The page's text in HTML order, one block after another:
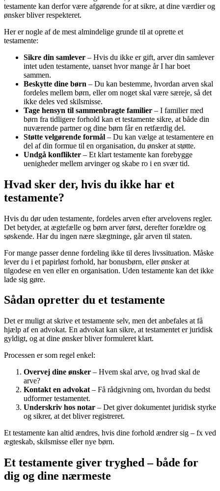
testamente kan derfor være afgørende for at sikre, at dine værdier og
ønsker bliver respekteret.
Her er nogle af de mest almindelige grunde til at oprette et
testamente:
Sikre din samlever – Hvis du ikke er gift, arver din samlever
intet uden testamente, uanset hvor mange år I har boet
sammen.
Beskytte dine børn – Du kan bestemme, hvordan arven skal
fordeles mellem børn, eller om noget skal være særeje, så det
ikke deles ved skilsmisse.
Tage hensyn til sammenbragte familier – I familier med
børn fra tidligere forhold kan et testamente sikre, at både din
nuværende partner og dine børn får en retfærdig del.
Støtte velgørende formål – Du kan vælge at testamentere en
del af din formue til en organisation, du ønsker at støtte.
Undgå konflikter – Et klart testamente kan forebygge
uenigheder mellem arvinger og skabe ro i en svær tid.
Hvad sker der, hvis du ikke har et
testamente?
Hvis du dør uden testamente, fordeles arven efter arvelovens regler.
Det betyder, at ægtefælle og børn arver først, derefter forældre og
søskende. Har du ingen nære slægtninge, går arven til staten.
For mange passer denne fordeling ikke til deres livssituation. Måske
lever du i et papirløst forhold, har bonusbørn, eller ønsker at
tilgodese en ven eller en organisation. Uden testamente kan det ikke
lade sig gøre.
Sådan opretter du et testamente
Det er muligt at skrive et testamente selv, men det anbefales at få
hjælp af en advokat. En advokat kan sikre, at testamentet er juridisk
gyldigt, og at dine ønsker bliver formuleret klart.
Processen er som regel enkel:
Overvej dine ønsker – Hvem skal arve, og hvad skal de
arve?
Kontakt en advokat – Få rådgivning om, hvordan du bedst
udformer testamentet.
Underskriv hos notar – Det giver dokumentet juridisk styrke
og sikrer, at det bliver registreret.
Et testamente kan altid ændres, hvis dine forhold ændrer sig – fx ved
ægteskab, skilsmisse eller nye børn.
Et testamente giver tryghed – både for
dig og dine nærmeste